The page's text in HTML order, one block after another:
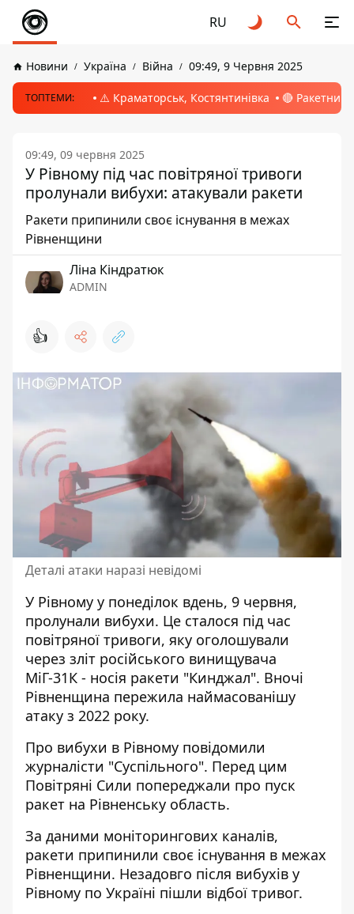
RU
Новини Україна Війна 09:49, 9 Червня 2025
ТОПТЕМИ: ⚠️ Краматорськ, Костянтинівка 🔴 Ракетний
09:49, 09 червня 2025
У Рівному під час повітряної тривоги
пролунали вибухи: атакували ракети
Ракети припинили своє існування в межах
Рівненщини
Ліна Кіндратюк
ADMIN
👍
Деталі атаки наразі невідомі
У Рівному у понеділок вдень, 9 червня,
пролунали вибухи. Це сталося під час
повітряної тривоги, яку оголошували
через зліт російського винищувача
МіГ-31К - носія ракети "Кинджал". Вночі
Рівненщина пережила наймасованішу
атаку з 2022 року.
Про вибухи в Рівному повідомили
журналісти "Суспільного". Перед цим
Повітряні Сили попереджали про пуск
ракет на Рівненську область.
За даними моніторингових каналів,
ракети припинили своє існування в межах
Рівненщини. Незадовго після вибухів у
Рівному по Україні пішли відбої тривог.